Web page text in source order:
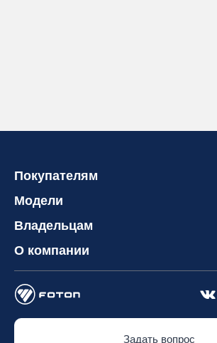
Покупателям
Модели
Владельцам
О компании
Задать вопрос